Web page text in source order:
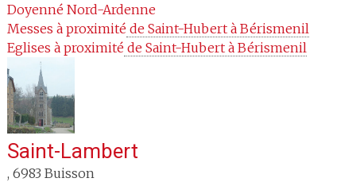
Doyenné Nord-Ardenne
Messes à proximité de Saint-Hubert à Bérismenil
Eglises à proximité de Saint-Hubert à Bérismenil
Saint-Lambert
, 6983 Buisson